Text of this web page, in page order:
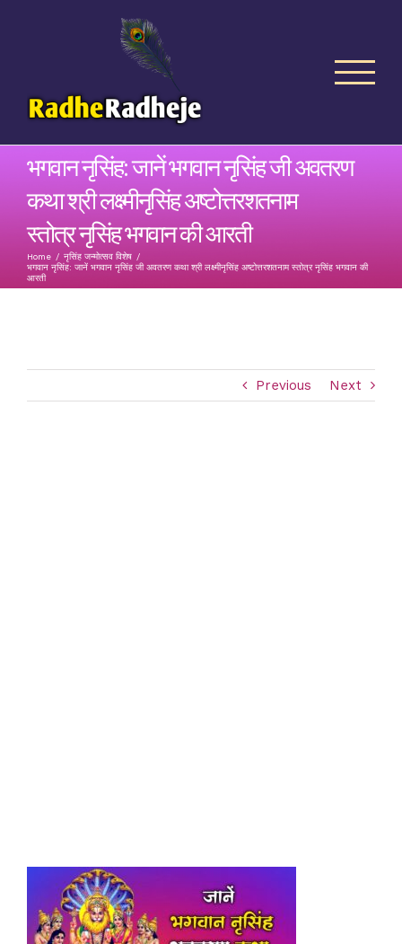
भगवान नृसिंह: जानें भगवान नृसिंह जी अवतरण
कथा श्री लक्ष्मीनृसिंह अष्टोत्तरशतनाम
स्तोत्र नृसिंह भगवान की आरती
Home / नृसिंह जन्मोत्सव विशेष /
भगवान नृसिंह: जानें भगवान नृसिंह जी अवतरण कथा श्री लक्ष्मीनृसिंह अष्टोत्तरशतनाम स्तोत्र नृसिंह भगवान की
आरती
Previous Next